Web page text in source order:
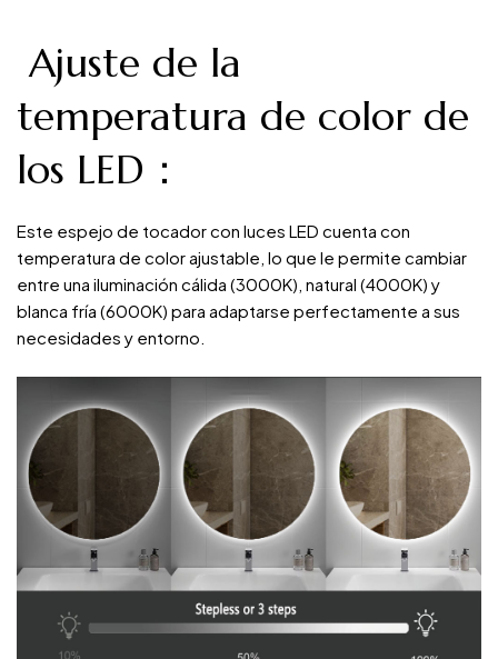
Ajuste de la
temperatura de color de
los LED：
Este espejo de tocador con luces LED cuenta con
temperatura de color ajustable, lo que le permite cambiar
entre una iluminación cálida (3000K), natural (4000K) y
blanca fría (6000K) para adaptarse perfectamente a sus
necesidades y entorno.